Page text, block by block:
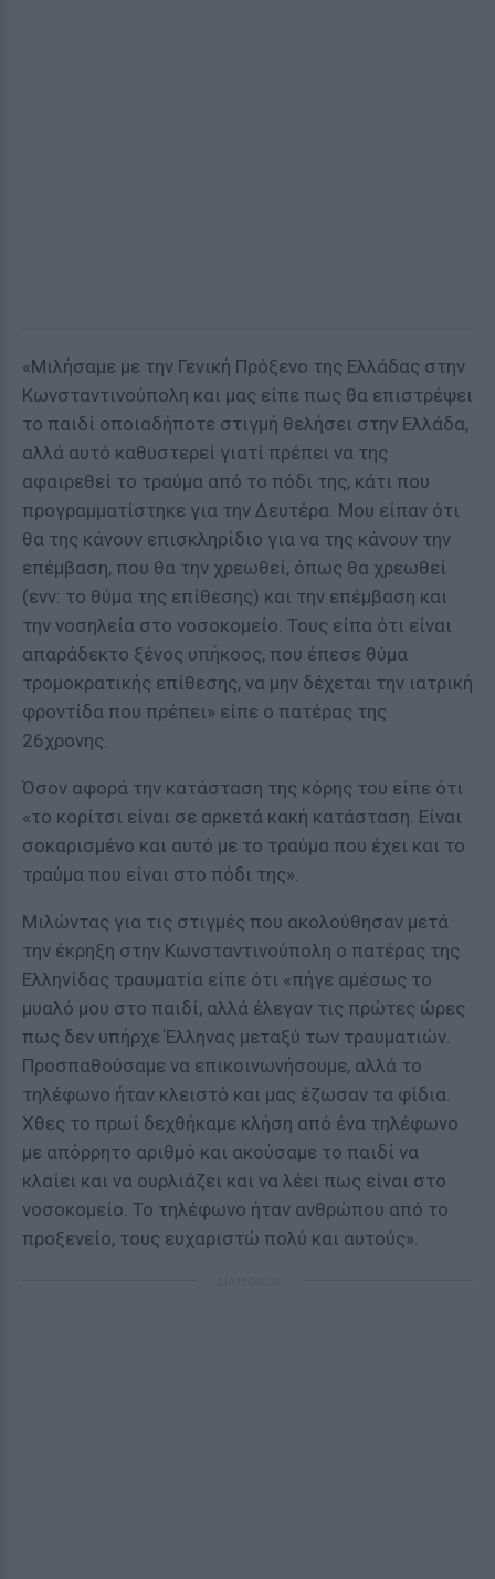
«Μιλήσαμε με την Γενική Πρόξενο της Ελλάδας στην
Κωνσταντινούπολη και μας είπε πως θα επιστρέψει
το παιδί οποιαδήποτε στιγμή θελήσει στην Ελλάδα,
αλλά αυτό καθυστερεί γιατί πρέπει να της
αφαιρεθεί το τραύμα από το πόδι της, κάτι που
προγραμματίστηκε για την Δευτέρα. Μου είπαν ότι
θα της κάνουν επισκληρίδιο για να της κάνουν την
επέμβαση, που θα την χρεωθεί, όπως θα χρεωθεί
(ενν: το θύμα της επίθεσης) και την επέμβαση και
την νοσηλεία στο νοσοκομείο. Τους είπα ότι είναι
απαράδεκτο ξένος υπήκοος, που έπεσε θύμα
τρομοκρατικής επίθεσης, να μην δέχεται την ιατρική
φροντίδα που πρέπει» είπε ο πατέρας της
26χρονης.
Όσον αφορά την κατάσταση της κόρης του είπε ότι
«το κορίτσι είναι σε αρκετά κακή κατάσταση. Είναι
σοκαρισμένο και αυτό με το τραύμα που έχει και το
τραύμα που είναι στο πόδι της».
Μιλώντας για τις στιγμές που ακολούθησαν μετά
την έκρηξη στην Κωνσταντινούπολη ο πατέρας της
Ελληνίδας τραυματία είπε ότι «πήγε αμέσως το
μυαλό μου στο παιδί, αλλά έλεγαν τις πρώτες ώρες
πως δεν υπήρχε Έλληνας μεταξύ των τραυματιών.
Προσπαθούσαμε να επικοινωνήσουμε, αλλά το
τηλέφωνο ήταν κλειστό και μας έζωσαν τα φίδια.
Χθες το πρωί δεχθήκαμε κλήση από ένα τηλέφωνο
με απόρρητο αριθμό και ακούσαμε το παιδί να
κλαίει και να ουρλιάζει και να λέει πως είναι στο
νοσοκομείο. Το τηλέφωνο ήταν ανθρώπου από το
προξενείο, τους ευχαριστώ πολύ και αυτούς».